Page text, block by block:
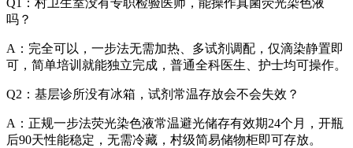
Q1：村卫生室没有专职检验医师，能操作真菌荧光染色液
吗？
A：完全可以，一步法无需加热、多试剂调配，仅滴染静置即
可，简单培训就能独立完成，普通全科医生、护士均可操作。
Q2：基层诊所没有冰箱，试剂常温存放会不会失效？
A：正规一步法荧光染色液常温避光储存有效期24个月，开瓶
后90天性能稳定，无需冷藏，村级简易储物柜即可存放。